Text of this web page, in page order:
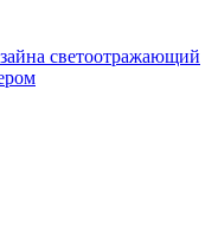
светоотражающий